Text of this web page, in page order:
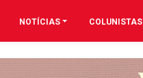
NOTÍCIAS COLUNISTAS